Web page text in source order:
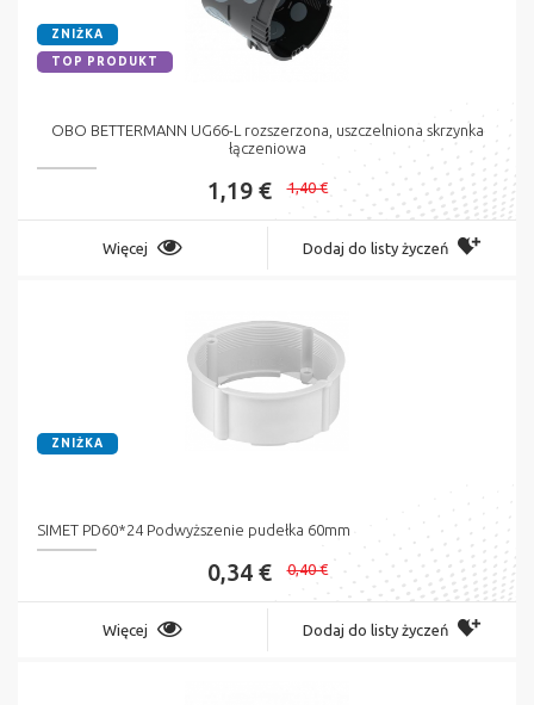
ZNIŻKA
TOP PRODUKT
OBO BETTERMANN UG66-L rozszerzona, uszczelniona skrzynka
łączeniowa
1,19 € 1,40 €
Więcej Dodaj do listy życzeń
ZNIŻKA
SIMET PD60*24 Podwyższenie pudełka 60mm
0,34 € 0,40 €
Więcej Dodaj do listy życzeń